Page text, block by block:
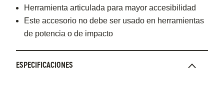
Herramienta articulada para mayor accesibilidad
Este accesorio no debe ser usado en herramientas
de potencia o de impacto
ESPECIFICACIONES